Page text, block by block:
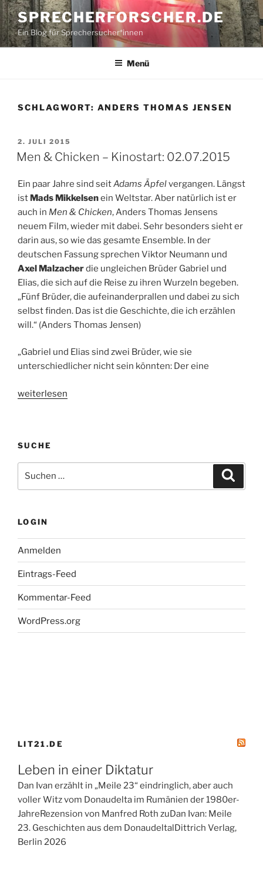
Zum
Inhalt
springen
SPRECHERFORSCHER.DE
Ein Blog für Sprechersucher*innen
Menü
SCHLAGWORT: ANDERS THOMAS JENSEN
VERÖFFENTLICHT
AM
2. JULI 2015
Men & Chicken – Kinostart: 02.07.2015
Ein paar Jahre sind seitAdams Äpfelvergangen. Längst
ist Mads Mikkelsenein Weltstar. Aber natürlich ist er
auch in Men & Chicken, Anders Thomas Jensens
neuem Film, wieder mit dabei. Sehr besonders sieht er
darin aus, so wie das gesamte Ensemble. In der
deutschen Fassung sprechen Viktor Neumann und
Axel Malzacherdie ungleichen Brüder Gabriel und
Elias, die sich auf die Reise zu ihren Wurzeln begeben.
„Fünf Brüder, die aufeinanderprallen und dabei zu sich
selbst finden. Das ist die Geschichte, die ich erzählen
will.“ (Anders Thomas Jensen)
„Gabriel und Elias sind zwei Brüder, wie sie
unterschiedlicher nicht sein könnten: Der eine
„Men
Kinostart:
02.07.2015“
weiterlesen
SUCHE
nach:
LOGIN
Anmelden
Eintrags-Feed
Kommentar-Feed
WordPress.org
LIT21.DE
Leben in einer Diktatur
Dan Ivan erzählt in „Meile 23“ eindringlich, aber auch
voller Witz vom Donaudelta im Rumänien der 1980er-
JahreRezension von Manfred Roth zuDan Ivan: Meile
23. Geschichten aus dem DonaudeltalDittrich Verlag,
Berlin 2026